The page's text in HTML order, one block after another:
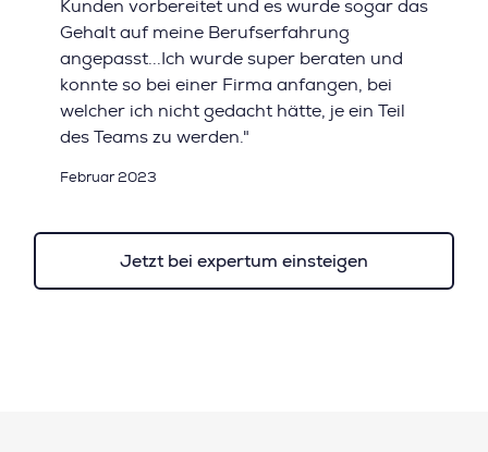
Kunden vorbereitet und es wurde sogar das
Gehalt auf meine Berufserfahrung
angepasst...Ich wurde super beraten und
konnte so bei einer Firma anfangen, bei
welcher ich nicht gedacht hätte, je ein Teil
des Teams zu werden."
Februar 2023
Jetzt bei expertum einsteigen